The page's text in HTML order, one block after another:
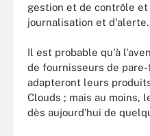
gestion et de contrôle
journalisation et d'alerte.
Il est probable qu'à
de fournisseurs de
adapteront leurs
Clouds ; mais au moins,
dès aujourd'hui de